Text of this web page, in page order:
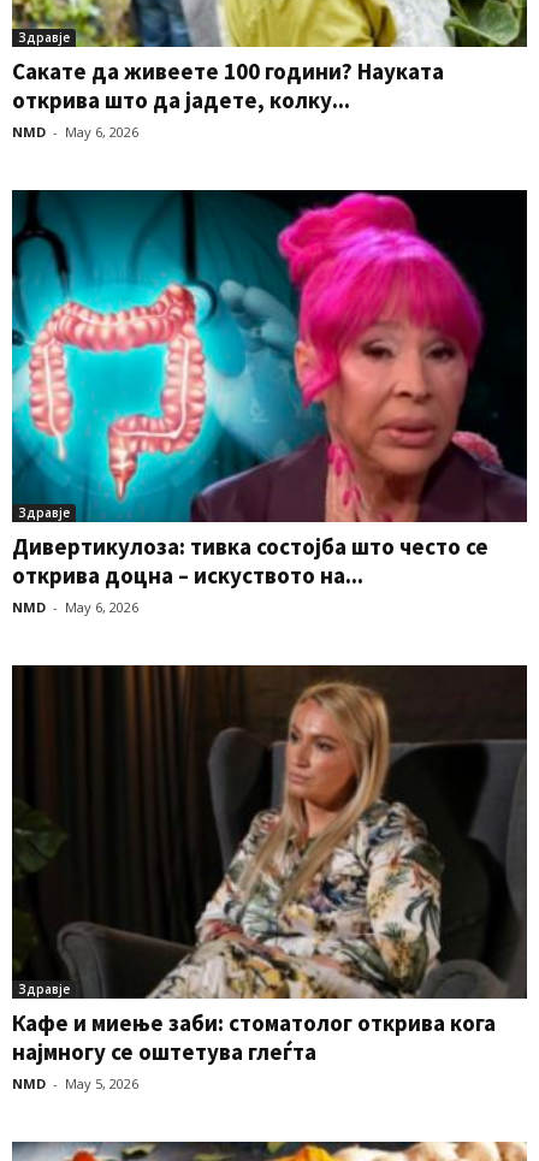
Здравје
Сакате да живеете 100 години? Науката
открива што да јадете, колку...
NMD - May 6, 2026
Здравје
Дивертикулоза: тивка состојба што често се
открива доцна – искуството на...
NMD - May 6, 2026
Здравје
Кафе и миење заби: стоматолог открива кога
најмногу се оштетува глеѓта
NMD - May 5, 2026